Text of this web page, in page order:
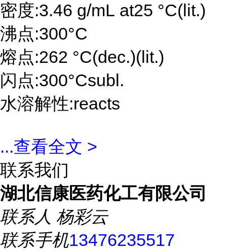
密度:3.46 g/mL at25 °C(lit.)
沸点:300°C
熔点:262 °C(dec.)(lit.)
闪点:300°Csubl.
水溶解性:reacts
...查看全文 >
联系我们
湖北信康医药化工有限公司
联系人 杨彩云
联系手机13476235517